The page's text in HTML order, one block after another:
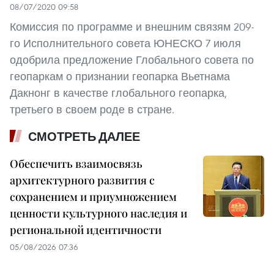
08/07/2020 09:58
Комиссия по программе и внешним связям 209-
го Исполнительного совета ЮНЕСКО 7 июля
одобрила предложение Глобального совета по
геопаркам о признании геопарка Вьетнама
Дакнонг в качестве глобального геопарка,
третьего в своем роде в стране.
СМОТРЕТЬ ДАЛЕЕ
Обеспечить взаимосвязь
архитектурного развития с
сохранением и приумножением
ценности культурного наследия и
региональной идентичности
05/08/2026 07:36